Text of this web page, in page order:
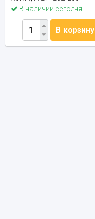
В наличии сегодня
В корзину